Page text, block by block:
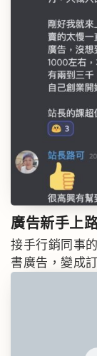
廣告新手上
接手行銷同事
書廣告，變成